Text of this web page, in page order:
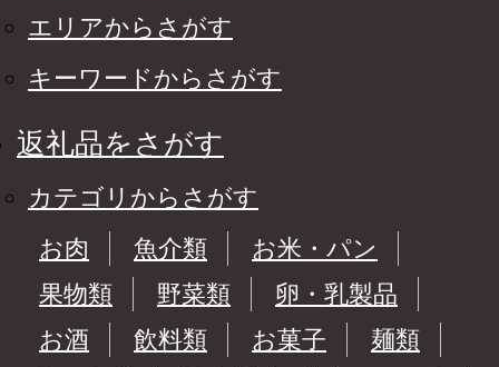
エリアからさがす
キーワードからさがす
返礼品をさがす
カテゴリからさがす
お肉
魚介類
お米・パン
果物類
野菜類
卵・乳製品
お酒
飲料類 お菓子
麺類